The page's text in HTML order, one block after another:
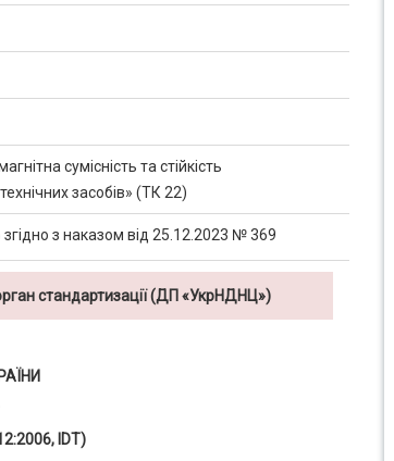
сумісність та стійкість
засобів» (ТК 22)
з наказом від 25.12.2023 № 369
стандартизації (ДП «УкрНДНЦ»)
IDT)